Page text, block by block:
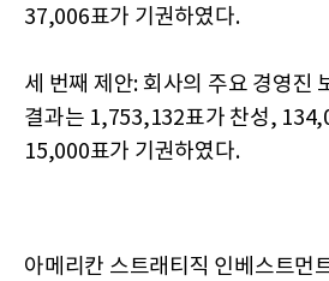
37,006표가 기권하였다.
세 번째 제안: 회사의 주요 경영진
결과는 1,753,132표가 찬성,
15,000표가 기권하였다.
아메리칸 스트래티직 인베스트먼